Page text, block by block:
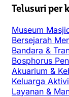
Telusuri per
Museum
Bersejarah
Bandara &
Bosphorus
Akuarium &
Keluarga
Layanan &